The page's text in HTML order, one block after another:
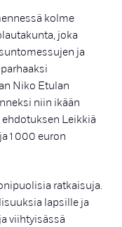
kolme
joka
ja
Niko Etulan
niin ikään
Leikkiä
1 000 euron
ratkaisuja.
lapsille ja
viihtyisässä